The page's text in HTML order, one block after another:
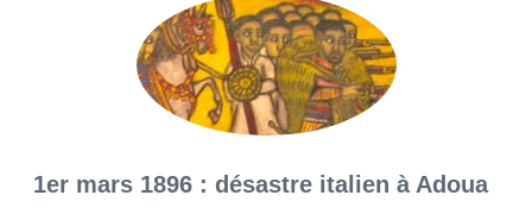
1er mars 1896 : désastre italien à Adoua